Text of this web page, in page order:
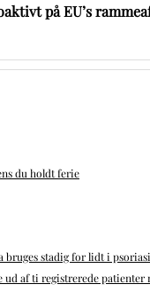
på EU’s
du holdt ferie
bruges stadig for lidt i
af ti registrerede patienter